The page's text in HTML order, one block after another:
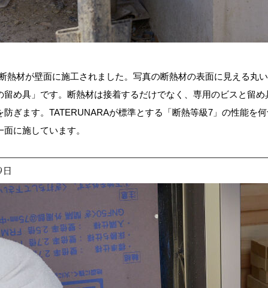
熱材が壁面に施工されました。写真の断熱材の表面に見える丸
留め具」です。断熱材は接着するだけでなく、専用のビスと留
防ぎます。TATERUNARAが標準とする「断熱等級7」の性能を
に施しています。